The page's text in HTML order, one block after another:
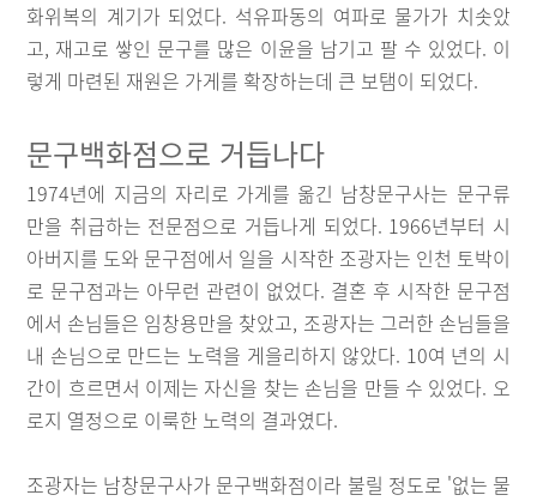
화위복의 계기가 되었다. 석유파동의 여파로 물가가 치솟았
고, 재고로 쌓인 문구를 많은 이윤을 남기고 팔 수 있었다. 이
렇게 마련된 재원은 가게를 확장하는데 큰 보탬이 되었다.
문구백화점으로 거듭나다
1974년에 지금의 자리로 가게를 옮긴 남창문구사는 문구류
만을 취급하는 전문점으로 거듭나게 되었다. 1966년부터 시
아버지를 도와 문구점에서 일을 시작한 조광자는 인천 토박이
로 문구점과는 아무런 관련이 없었다. 결혼 후 시작한 문구점
에서 손님들은 임창용만을 찾았고, 조광자는 그러한 손님들을
내 손님으로 만드는 노력을 게을리하지 않았다. 10여 년의 시
간이 흐르면서 이제는 자신을 찾는 손님을 만들 수 있었다. 오
로지 열정으로 이룩한 노력의 결과였다.
조광자는 남창문구사가 문구백화점이라 불릴 정도로 '없는 물